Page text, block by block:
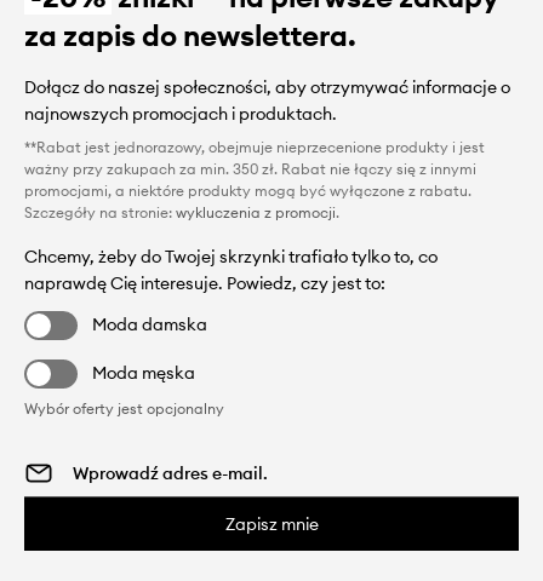
za zapis do newslettera.
Dołącz do naszej społeczności, aby otrzymywać informacje o
najnowszych promocjach i produktach.
**Rabat jest jednorazowy, obejmuje nieprzecenione produkty i jest
ważny przy zakupach za min. 350 zł. Rabat nie łączy się z innymi
promocjami, a niektóre produkty mogą być wyłączone z rabatu.
Szczegóły na stronie: wykluczenia z promocji.
Chcemy, żeby do Twojej skrzynki trafiało tylko to, co
naprawdę Cię interesuje. Powiedz, czy jest to:
Moda damska
Moda męska
Wybór oferty jest opcjonalny
Zapisz mnie